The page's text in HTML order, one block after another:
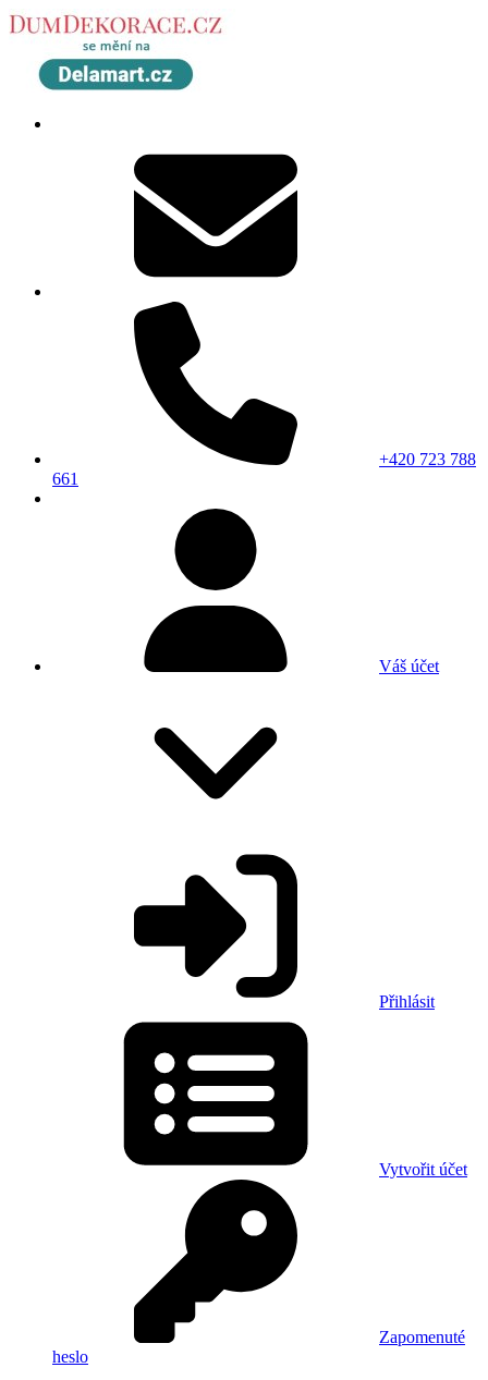
+420 723 788
661
Váš účet
Přihlásit
Vytvořit účet
Zapomenuté
heslo